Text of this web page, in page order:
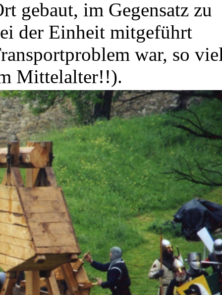
gebaut, im Gegensatz zu
der Einheit mitgeführt
war, so
Mittelalter!!).